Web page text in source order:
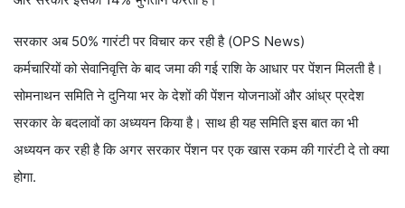
सरकार अब 50% गारंटी पर विचार कर रही है (OPS News)
कर्मचारियों को सेवानिवृत्ति के बाद जमा की गई राशि के आधार पर पेंशन मिलती है।
सोमनाथन समिति ने दुनिया भर के देशों की पेंशन योजनाओं और आंध्र प्रदेश
सरकार के बदलावों का अध्ययन किया है। साथ ही यह समिति इस बात का भी
अध्ययन कर रही है कि अगर सरकार पेंशन पर एक खास रकम की गारंटी दे तो क्या
होगा.